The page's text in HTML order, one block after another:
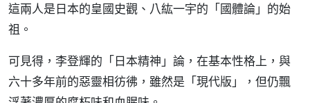
這兩人是日本的皇國史觀、八紘一宇的「國體論」的始
祖。
可見得，李登輝的「日本精神」論，在基本性格上，與
六十多年前的惡靈相彷彿，雖然是「現代版」，但仍飄